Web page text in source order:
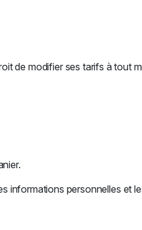
de modifier ses tarifs à tout
informations personnelles et